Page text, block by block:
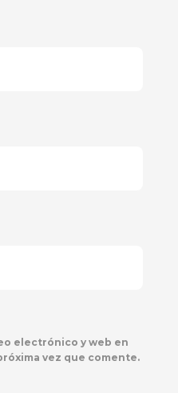
electrónico y web en
vez que comente.